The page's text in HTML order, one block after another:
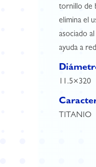
tornillo de
elimina el
asociado
ayuda a
11.5×320
TITANIO